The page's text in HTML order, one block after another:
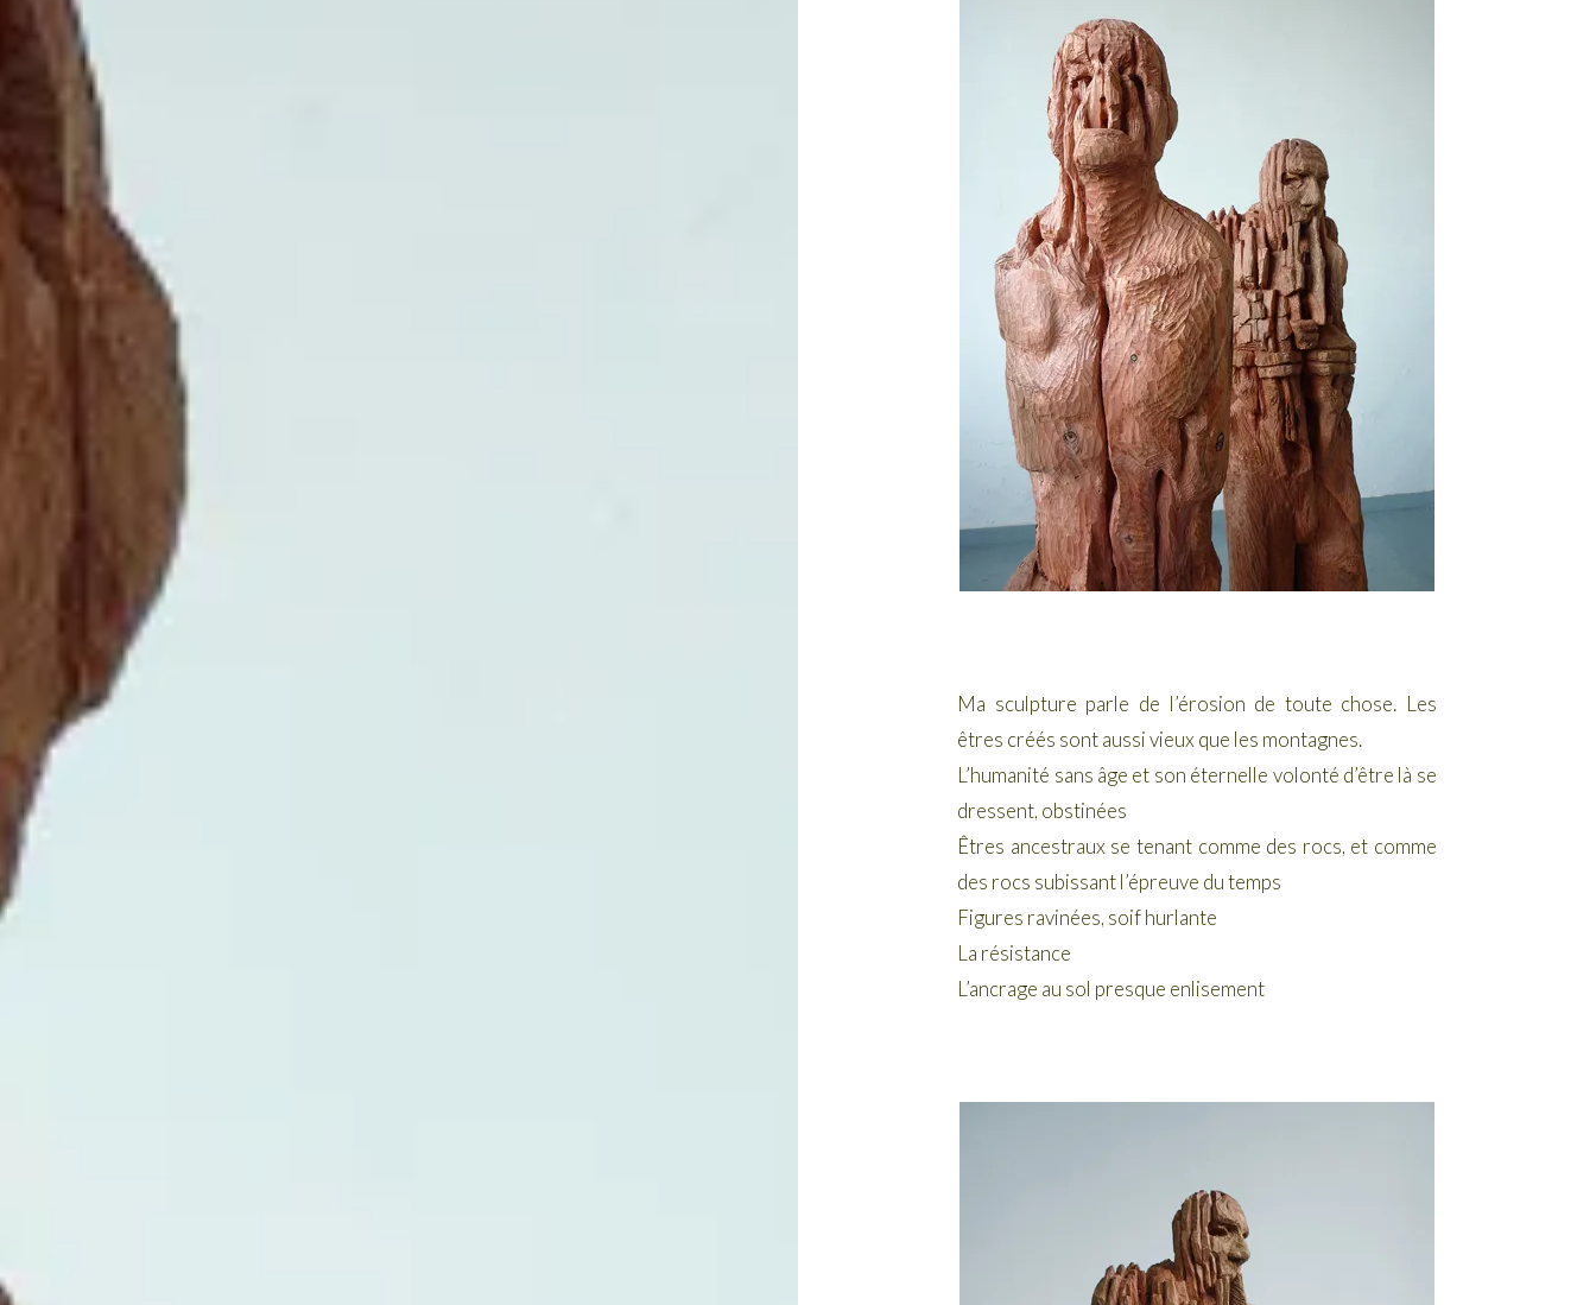
Ma sculpture parle de l’érosion de toute chose. Les
êtres créés sont aussi vieux que les montagnes.
L’humanité sans âge et son éternelle volonté d’être là se
dressent, obstinées
Êtres ancestraux se tenant comme des rocs, et comme
des rocs subissant l’épreuve du temps
Figures ravinées, soif hurlante
La résistance
L’ancrage au sol presque enlisement